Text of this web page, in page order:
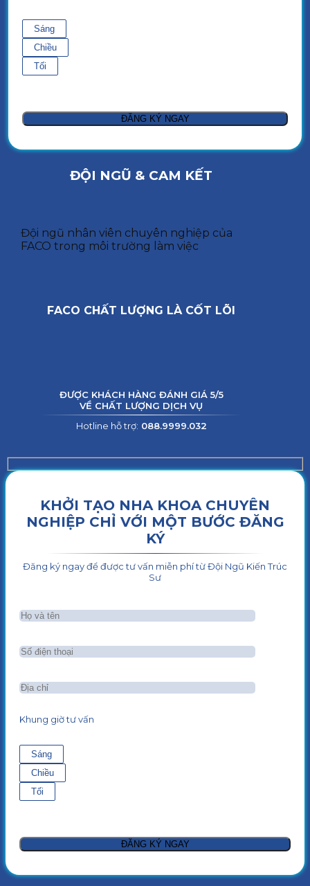
Sáng
Chiều
Tối
ĐỘI NGŨ & CAM KẾT
Đội ngũ nhân viên chuyên nghiệp của
FACO trong môi trường làm việc
FACO CHẤT LƯỢNG LÀ CỐT LÕI
ĐƯỢC KHÁCH HÀNG ĐÁNH GIÁ 5/5
VỀ CHẤT LƯỢNG DỊCH VỤ
Hotline hỗ trợ: 088.9999.032
KHỞI TẠO NHA KHOA CHUYÊN
NGHIỆP CHỈ VỚI MỘT BƯỚC ĐĂNG
KÝ
Đăng ký ngay để được tư vấn miễn phí từ Đội Ngũ Kiến Trúc
Sư
Khung giờ tư vấn
Sáng
Chiều
Tối